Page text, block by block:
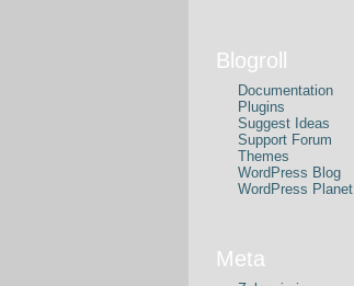
Blogroll
Documentation
Plugins
Suggest Ideas
Support Forum
Themes
WordPress Blog
WordPress Planet
Meta